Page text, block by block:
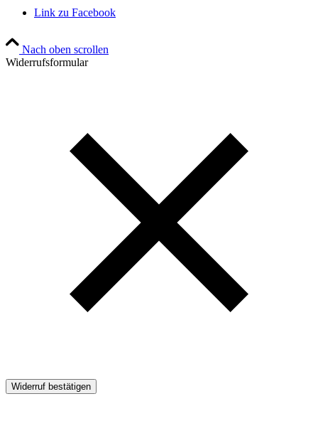
Link zu Facebook
Nach oben scrollen
Widerrufsformular
Widerruf bestätigen